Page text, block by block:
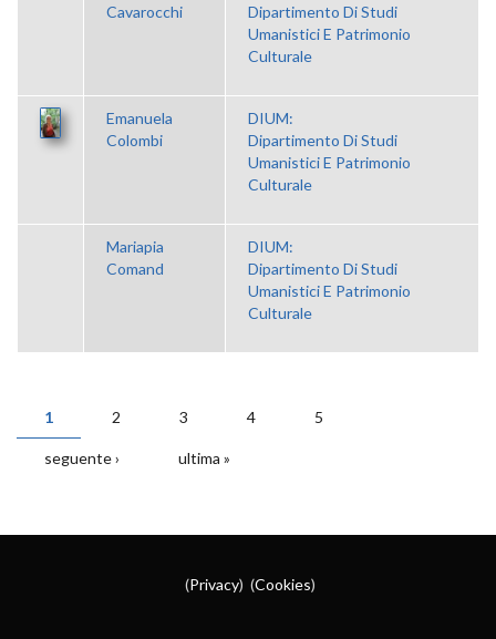
Cavarocchi
Dipartimento Di Studi
Umanistici E Patrimonio
Culturale
Emanuela
Colombi
DIUM:
Dipartimento Di Studi
Umanistici E Patrimonio
Culturale
Mariapia
Comand
DIUM:
Dipartimento Di Studi
Umanistici E Patrimonio
Culturale
PAGINE
1 2 3 4 5
seguente › ultima »
(Privacy) (Cookies)